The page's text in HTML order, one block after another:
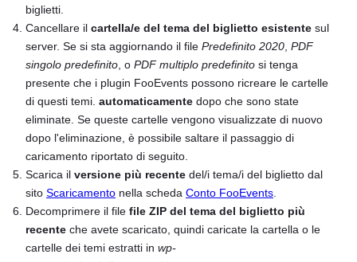
biglietti.
Cancellare il cartella/e del tema del biglietto esistente sul
server. Se si sta aggiornando il file Predefinito 2020 PDF
singolo predefinito , o PDF multiplo predefinito si tenga
presente che i plugin FooEvents possono ricreare le cartelle
di questi temi. automaticamente dopo che sono state
eliminate. Se queste cartelle vengono visualizzate di nuovo
dopo l'eliminazione, è possibile saltare il passaggio di
caricamento riportato di seguito.
Scarica il versione più recente del/i tema/i del biglietto dal
sito Scaricamento nella scheda Conto FooEvents
Decomprimere il file file ZIP del tema del biglietto più
recente che avete scaricato, quindi caricate la cartella o le
cartelle dei temi estratti in wp-